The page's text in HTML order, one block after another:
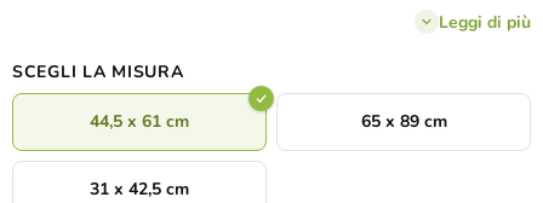
ed è disponibile in 9 colori diversi, per adattarsi
della montagna, dei viaggi e della natura.
Leggi di più
SCEGLI LA MISURA
44,5 x 61 cm 65 x 89 cm
31 x 42,5 cm